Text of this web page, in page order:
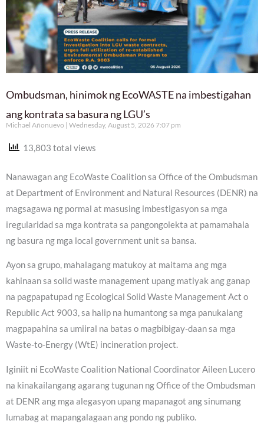
Ombudsman, hinimok ng EcoWASTE na imbestigahan
ang kontrata sa basura ng LGU’s
Michael Añonuevo Wednesday, August 5, 2026 7:07 pm
13,803 total views
Nanawagan ang EcoWaste Coalition sa Office of the Ombudsman
at Department of Environment and Natural Resources (DENR) na
magsagawa ng pormal at masusing imbestigasyon sa mga
iregularidad sa mga kontrata sa pangongolekta at pamamahala
ng basura ng mga local government unit sa bansa.
Ayon sa grupo, mahalagang matukoy at maitama ang mga
kahinaan sa solid waste management upang matiyak ang ganap
na pagpapatupad ng Ecological Solid Waste Management Act o
Republic Act 9003, sa halip na humantong sa mga panukalang
magpapahina sa umiiral na batas o magbibigay-daan sa mga
Waste-to-Energy (WtE) incineration project.
Iginiit ni EcoWaste Coalition National Coordinator Aileen Lucero
na kinakailangang agarang tugunan ng Office of the Ombudsman
at DENR ang mga alegasyon upang mapanagot ang sinumang
lumabag at mapangalagaan ang pondo ng publiko.